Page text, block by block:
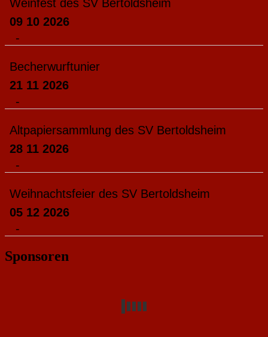
Weinfest des SV Bertoldsheim
09 10 2026
-
Becherwurftunier
21 11 2026
-
Altpapiersammlung des SV Bertoldsheim
28 11 2026
-
Weihnachtsfeier des SV Bertoldsheim
05 12 2026
-
Sponsoren